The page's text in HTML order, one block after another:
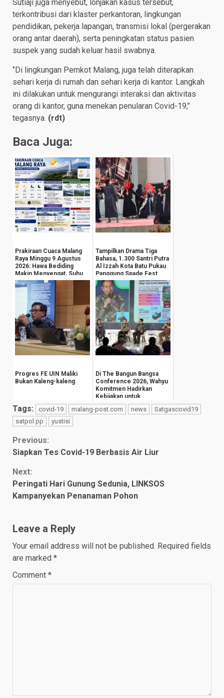
Sutiaji juga menyebut, lonjakan kasus tersebut,
terkontribusi dari klaster perkantoran, lingkungan
pendidikan, pekerja lapangan, transmisi lokal (pergerakan
orang antar daerah), serta peningkatan status pasien
suspek yang sudah keluar hasil swabnya.
‘’Di lingkungan Pemkot Malang, juga telah diterapkan
sehari kerja di rumah dan sehari kerja di kantor. Langkah
ini dilakukan untuk mengurangi interaksi dan aktivitas
orang di kantor, guna menekan penularan Covid-19,’’
tegasnya. (rdt)
Baca Juga:
Prakiraan Cuaca Malang
Raya Minggu 9 Agustus
2026: Hawa Bediding
Makin Menyengat, Suhu
Pegunungan An...
Tampilkan Drama Tiga
Bahasa, 1.300 Santri Putra
Al Izzah Kota Batu Pukau
Panggung Spade Fest
Progres FE UIN Maliki
Bukan Kaleng-kaleng
Di The Bangun Bangsa
Conference 2026, Wahyu
Komitmen Hadirkan
Kebijakan untuk
Kesejahteraan
Masyarak...
Tags: covid-19 malang-post.com news
Satgascovid19
satpol pp
yustisi
Continue
Previous:
Siapkan Tes Covid-19 Berbasis Air Liur
Next:
Peringati Hari Gunung Sedunia, LINKSOS
Kampanyekan Penanaman Pohon
Leave a Reply
Your email address will not be published. Required fields
are marked *
Comment *